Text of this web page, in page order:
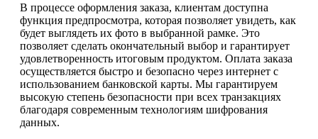
В процессе оформления заказа, клиентам доступна
функция предпросмотра, которая позволяет увидеть, как
будет выглядеть их фото в выбранной рамке. Это
позволяет сделать окончательный выбор и гарантирует
удовлетворенность итоговым продуктом. Оплата заказа
осуществляется быстро и безопасно через интернет с
использованием банковской карты. Мы гарантируем
высокую степень безопасности при всех транзакциях
благодаря современным технологиям шифрования
данных.